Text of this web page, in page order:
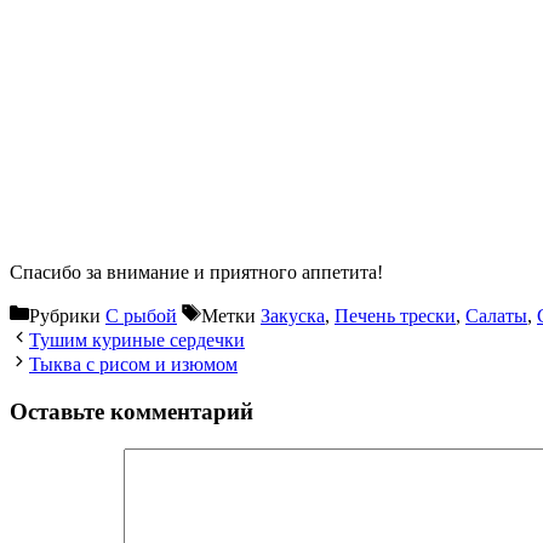
Спасибо за внимание и приятного аппетита!
Рубрики С рыбой Метки Закуска, Печень трески, Салаты,
Тушим куриные сердечки
Тыква с рисом и изюмом
Оставьте комментарий